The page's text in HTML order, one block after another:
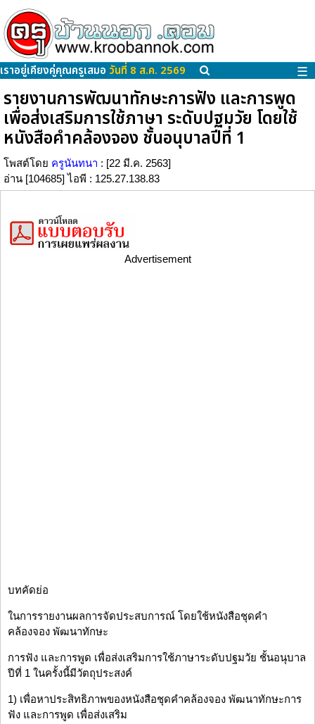
เราอยู่เคียงคู่คุณครูเสมอ วันที่ 8 ส.ค. 2569 ☰
รายงานการพัฒนาทักษะการฟัง และการพูด
เพื่อส่งเสริมการใช้ภาษา ระดับปฐมวัย โดยใช้
หนังสือคำคล้องจอง ชั้นอนุบาลปีที่ 1
โพสต์โดย ครูนันทนา : [22 มี.ค. 2563]
อ่าน [104685] ไอพี : 125.27.138.83
Advertisement
บทคัดย่อ
ในการรายงานผลการจัดประสบการณ์ โดยใช้หนังสือชุดคำ
คล้องจอง พัฒนาทักษะ
การฟัง และการพูด เพื่อส่งเสริมการใช้ภาษาระดับปฐมวัย ชั้นอนุบาล
ปีที่ 1 ในครั้งนี้มีวัตถุประสงค์
1) เพื่อหาประสิทธิภาพของหนังสือชุดคำคล้องจอง พัฒนาทักษะการ
ฟัง และการพูด เพื่อส่งเสริม